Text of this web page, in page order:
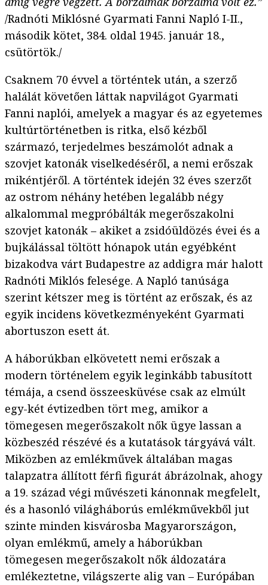
/Radnóti Miklósné Gyarmati Fanni Napló I-II.,
második kötet, 384. oldal 1945. január 18.,
csütörtök./
Csaknem 70 évvel a történtek után, a szerző
halálát követően láttak napvilágot Gyarmati
Fanni naplói, amelyek a magyar és az egyetemes
kultúrtörténetben is ritka, első kézből
származó, terjedelmes beszámolót adnak a
szovjet katonák viselkedéséről, a nemi erőszak
mikéntjéről. A történtek idején 32 éves szerzőt
az ostrom néhány hetében legalább négy
alkalommal megpróbálták megerőszakolni
szovjet katonák – akiket a zsidóüldözés évei és a
bujkálással töltött hónapok után egyébként
bizakodva várt Budapestre az addigra már halott
Radnóti Miklós felesége. A Napló tanúsága
szerint kétszer meg is történt az erőszak, és az
egyik incidens következményeként Gyarmati
abortuszon esett át.
A háborúkban elkövetett nemi erőszak a
modern történelem egyik leginkább tabusított
témája, a csend összeesküvése csak az elmúlt
egy-két évtizedben tört meg, amikor a
tömegesen megerőszakolt nők ügye lassan a
közbeszéd részévé és a kutatások tárgyává vált.
Miközben az emlékművek általában magas
talapzatra állított férfi figurát ábrázolnak, ahogy
a 19. század végi művészeti kánonnak megfelelt,
és a hasonló világháborús emlékművekből jut
szinte minden kisvárosba Magyarországon,
olyan emlékmű, amely a háborúkban
tömegesen megerőszakolt nők áldozatára
emlékeztetne, világszerte alig van – Európában